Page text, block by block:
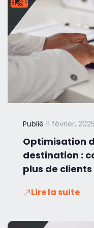
Publié 11 février, 2025
Optimisation
destination :
plus de clients
Lire la suite